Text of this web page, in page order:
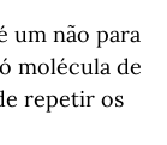
um não para
molécula de
repetir os